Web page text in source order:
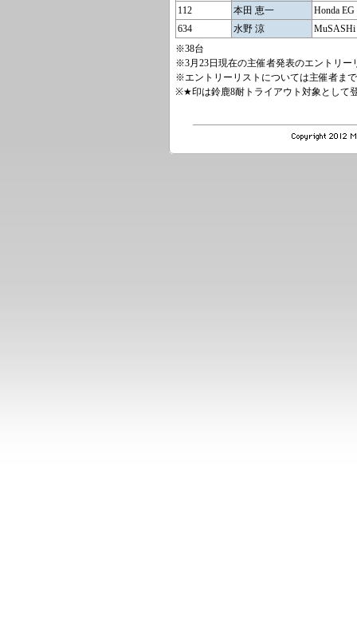
112
本田 恵一
Honda
634
水野 涼
MuSASHi
※38台
※3月23日現在の主催者発表のエントリー
※エントリーリストについては主催者ま
※★印は鈴鹿8耐トライアウト対象として